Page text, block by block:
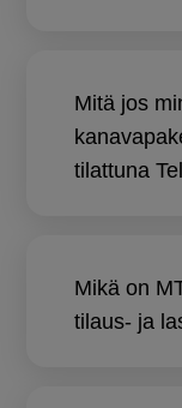
Mitä jos
tilattuna
Mikä on
tilaus- ja